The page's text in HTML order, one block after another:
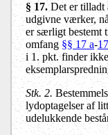
§ 17.Det er tilladt
udgivne værker,
er særligt bestemt
omfang §§ 17 a-
i 1. pkt. finder
Stk. 2.
lydoptagelser af
udelukkende